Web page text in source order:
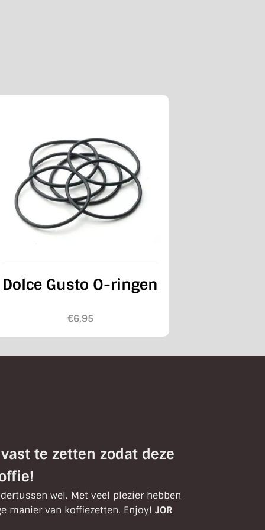
Dolce Gusto O-ringen
€6,95
te zetten zodat deze
wel. Met veel plezier hebben
manier van koffiezetten. Enjoy!JOR